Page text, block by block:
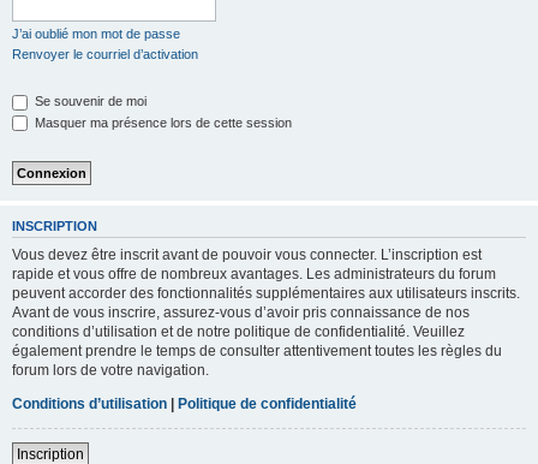
J’ai oublié mon mot de passe
Renvoyer le courriel d’activation
Se souvenir de moi
Masquer ma présence lors de cette session
INSCRIPTION
Vous devez être inscrit avant de pouvoir vous connecter. L’inscription est
rapide et vous offre de nombreux avantages. Les administrateurs du forum
peuvent accorder des fonctionnalités supplémentaires aux utilisateurs inscrits.
Avant de vous inscrire, assurez-vous d’avoir pris connaissance de nos
conditions d’utilisation et de notre politique de confidentialité. Veuillez
également prendre le temps de consulter attentivement toutes les règles du
forum lors de votre navigation.
Conditions d’utilisation | Politique de confidentialité
Inscription